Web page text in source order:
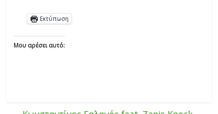
Εκτύπωση
Μου αρέσει αυτό: